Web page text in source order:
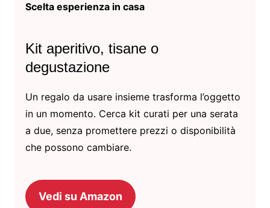
Scelta esperienza in casa
Kit aperitivo, tisane o
degustazione
Un regalo da usare insieme trasforma l’oggetto
in un momento. Cerca kit curati per una serata
a due, senza promettere prezzi o disponibilità
che possono cambiare.
Vedi su Amazon